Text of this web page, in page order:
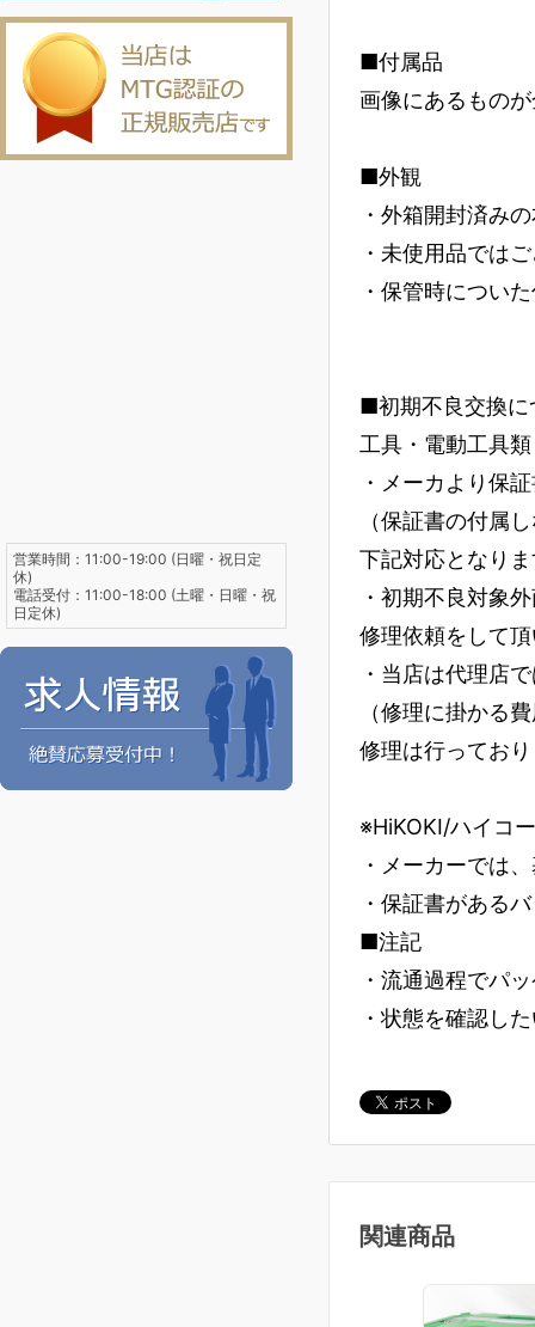
■付属品
画像にあるもの
■外観
・外箱開封済み
・未使用品では
・保管時につい
■初期不良交換に
工具・電動工具
・メーカより保
（保証書の付属
下記対応となり
・初期不良対象
修理依頼をして
・当店は代理店
（修理に掛かる
修理は行ってお
※HiKOKI/ハイコ
・メーカーでは
・保証書がある
■注記
・流通過程でパ
・状態を確認し
関連商品
営業時間：11:00-19:00 (日曜・祝日定
休)
電話受付：11:00-18:00 (土曜・日曜・祝
日定休)